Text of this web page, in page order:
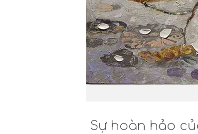
Sự hoàn hảo